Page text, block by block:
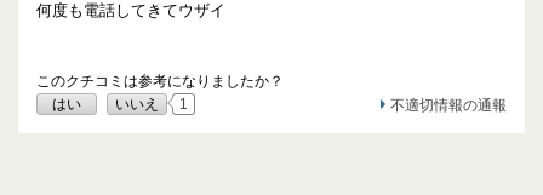
何度も電話してきてウザイ
このクチコミは参考になりましたか？
はい
いいえ 1 不適切情報の通報